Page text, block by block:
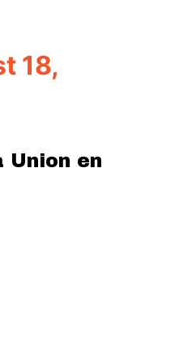
18,
Union en